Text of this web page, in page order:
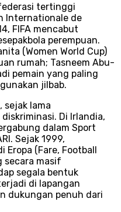
tertinggi
Internationale de
FIFA mencabut
perempuan.
(Women World Cup)
rumah; Tasneem Abu-
pemain yang paling
jilbab.
sejak lama
Di Irlandia,
dalam Sport
Sejak 1999,
(Fare, Football
secara masif
segala bentuk
di lapangan
dukungan penuh dari